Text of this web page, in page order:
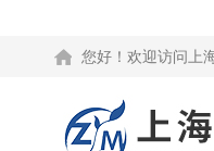
您好！欢迎访问上